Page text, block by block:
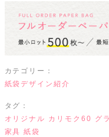
カテゴリー：
紙袋デザイン紹介
タグ：
オリジナル カリモク60 グ
家具 紙袋